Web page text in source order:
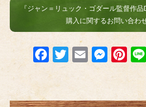
『ジャン＝リュック・ゴダール監督作
購入に関するお問い合わ
F
a
c
e
T
er
E
m
M
ss
e
Pi
nt
er
e